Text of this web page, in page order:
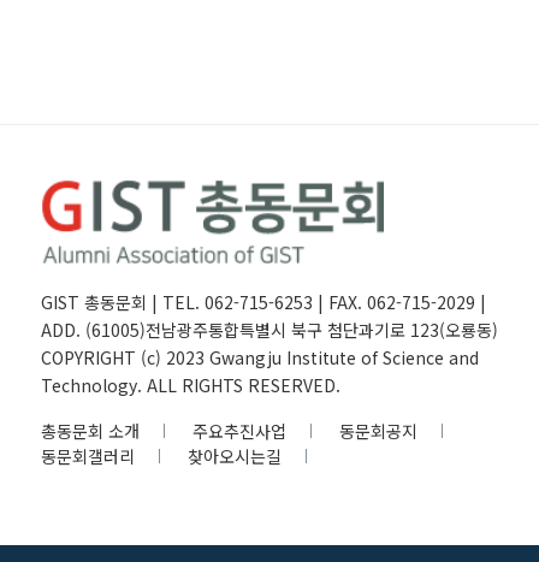
GIST 총동문회 | TEL. 062-715-6253 | FAX. 062-715-2029 |
ADD. (61005)전남광주통합특별시 북구 첨단과기로 123(오룡동)
COPYRIGHT (c) 2023 Gwangju Institute of Science and
Technology. ALL RIGHTS RESERVED.
총동문회 소개
주요추진사업
동문회공지
동문회갤러리
찾아오시는길